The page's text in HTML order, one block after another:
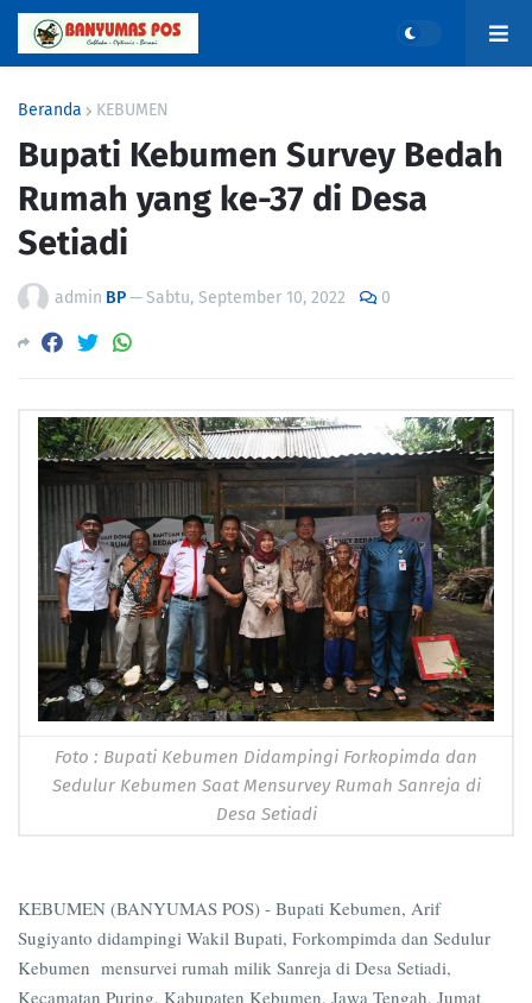
Beranda KEBUMEN
Bupati Kebumen Survey Bedah
Rumah yang ke-37 di Desa
Setiadi
admin BP—Sabtu, September 10, 2022 0
Foto : Bupati Kebumen Didampingi Forkopimda dan
Sedulur Kebumen Saat Mensurvey Rumah Sanreja di
Desa Setiadi
KEBUMEN (BANYUMAS POS) - Bupati Kebumen, Arif
Sugiyanto didampingi Wakil Bupati, Forkompimda dan Sedulur
Kebumen mensurvei rumah milik Sanreja di Desa Setiadi,
Kecamatan Puring, Kabupaten Kebumen, Jawa Tengah, Jumat